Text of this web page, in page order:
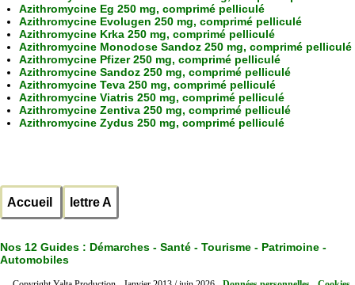
Azithromycine Eg 250 mg, comprimé pelliculé
Azithromycine Evolugen 250 mg, comprimé pelliculé
Azithromycine Krka 250 mg, comprimé pelliculé
Azithromycine Monodose Sandoz 250 mg, comprimé pelliculé
Azithromycine Pfizer 250 mg, comprimé pelliculé
Azithromycine Sandoz 250 mg, comprimé pelliculé
Azithromycine Teva 250 mg, comprimé pelliculé
Azithromycine Viatris 250 mg, comprimé pelliculé
Azithromycine Zentiva 250 mg, comprimé pelliculé
Azithromycine Zydus 250 mg, comprimé pelliculé
Accueil lettre A
Nos 12 Guides : Démarches - Santé - Tourisme - Patrimoine -
Automobiles